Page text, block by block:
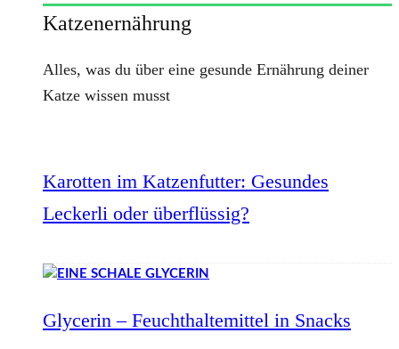
Katzenernährung
Alles, was du über eine gesunde Ernährung deiner
Katze wissen musst
Karotten im Katzenfutter: Gesundes
Leckerli oder überflüssig?
Glycerin – Feuchthaltemittel in Snacks